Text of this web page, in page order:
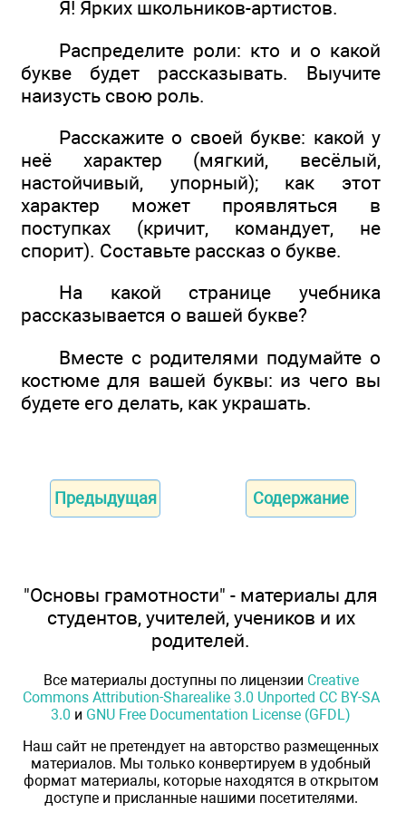
Я! Ярких школьников-артистов.
Распределите роли: кто и о какой
букве будет рассказывать. Выучите
наизусть свою роль.
Расскажите о своей букве: какой у
неё характер (мягкий, весёлый,
настойчивый, упорный); как этот
характер может проявляться в
поступках (кричит, командует, не
спорит). Составьте рассказ о букве.
На какой странице учебника
рассказывается о вашей букве?
Вместе с родителями подумайте о
костюме для вашей буквы: из чего вы
будете его делать, как украшать.
Предыдущая Содержание
"Основы грамотности" - материалы для
студентов, учителей, учеников и их
родителей.
Все материалы доступны по лицензии Creative
Commons Attribution-Sharealike 3.0 Unported CC BY-SA
3.0 и GNU Free Documentation License (GFDL)
Наш сайт не претендует на авторство размещенных
материалов. Мы только конвертируем в удобный
формат материалы, которые находятся в открытом
доступе и присланные нашими посетителями.